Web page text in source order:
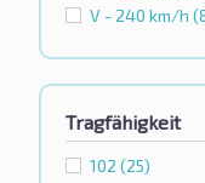
V - 240 km/h
Tragfähigkeit
102 (25)